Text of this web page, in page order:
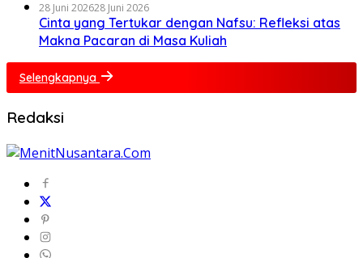
28 Juni 202628 Juni 2026
Cinta yang Tertukar dengan Nafsu: Refleksi atas
Makna Pacaran di Masa Kuliah
Selengkapnya
Redaksi